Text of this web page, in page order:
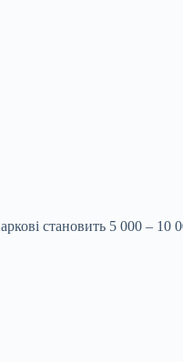
становить 5 000 – 10